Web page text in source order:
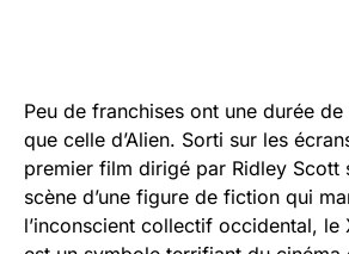
Peu de franchises ont une durée
que celle d’Alien. Sorti sur les
premier film dirigé par Ridley Scott
scène d’une figure de fiction qui
l’inconscient collectif occidental, le